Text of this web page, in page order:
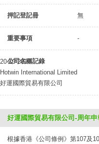
押記登記冊 無
重要事項 -
公司名稱記錄
20-10-2016
Hotwin International Limited
好運國際貿易有限公司
好運國際貿易有限公司-周年申
根據香港《公司條例》第107及